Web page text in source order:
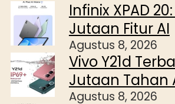
Infinix XPAD
Jutaan Fitur AI
Agustus 8, 2026
Vivo Y21d
Jutaan Tahan
Agustus 8, 2026